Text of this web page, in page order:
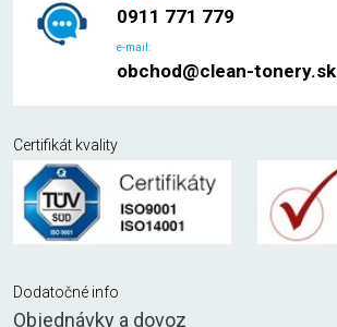
0911 771 779
e-mail:
obchod@clean-tonery.sk
Certifikát kvality
Dodatočné info
Objednávky a dovoz